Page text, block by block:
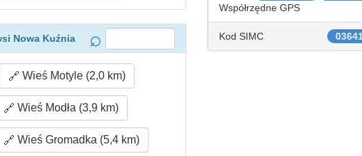
Nowa Kuźnia
Wieś Motyle (2,0 km)
Wieś Modła (3,9 km)
Wieś Gromadka (5,4 km)
Współrzędne GPS
Kod SIMC